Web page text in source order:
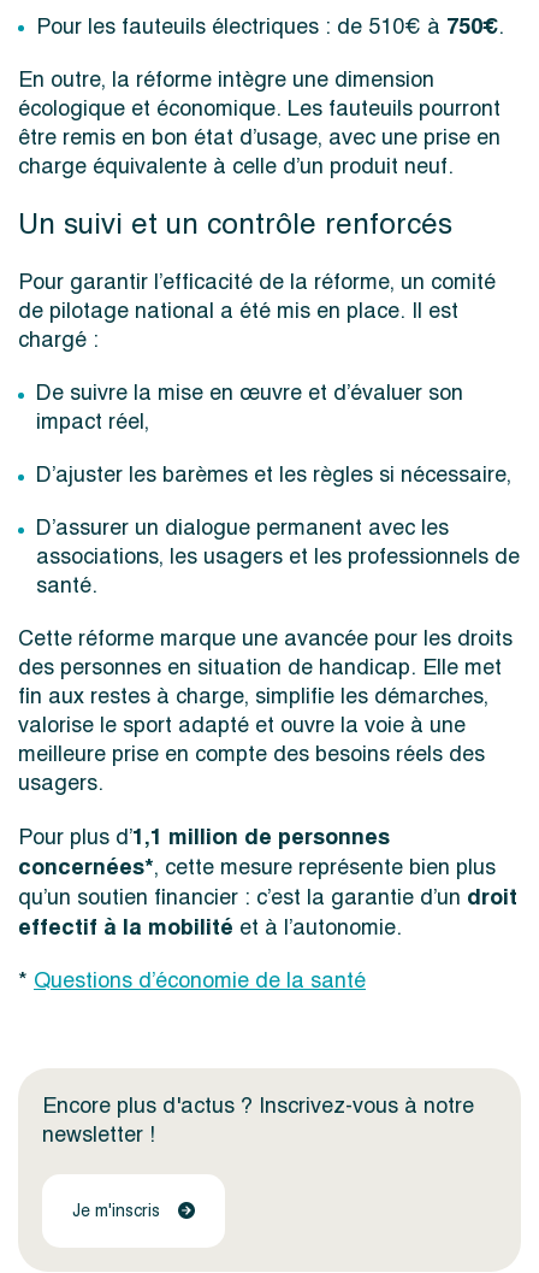
Pour les fauteuils électriques : de 510€ à 750€.
En outre, la réforme intègre une dimension
écologique et économique. Les fauteuils pourront
être remis en bon état d’usage, avec une prise en
charge équivalente à celle d’un produit neuf.
Un suivi et un contrôle renforcés
Pour garantir l’efficacité de la réforme, un comité
de pilotage national a été mis en place. Il est
chargé :
De suivre la mise en œuvre et d’évaluer son
impact réel,
D’ajuster les barèmes et les règles si nécessaire,
D’assurer un dialogue permanent avec les
associations, les usagers et les professionnels de
santé.
Cette réforme marque une avancée pour les droits
des personnes en situation de handicap. Elle met
fin aux restes à charge, simplifie les démarches,
valorise le sport adapté et ouvre la voie à une
meilleure prise en compte des besoins réels des
usagers.
Pour plus d’1,1 million de personnes
concernées*, cette mesure représente bien plus
qu’un soutien financier : c’est la garantie d’un droit
effectif à la mobilité et à l’autonomie.
* Questions d’économie de la santé
Encore plus d'actus ? Inscrivez-vous à notre
newsletter !
Je m'inscris